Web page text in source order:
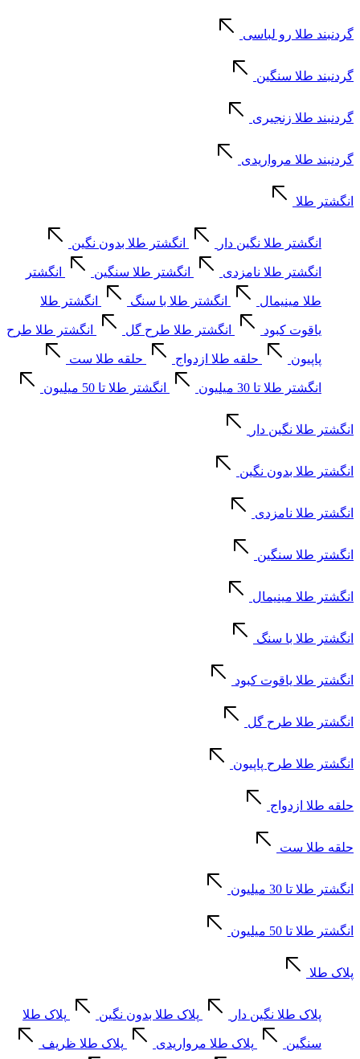
گردنبند طلا رو لباسی
گردنبند طلا سنگین
گردنبند طلا زنجیری
گردنبند طلا مرواریدی
انگشتر طلا
انگشتر طلا نگین دار انگشتر طلا بدون نگین
انگشتر طلا نامزدی انگشتر طلا سنگین انگشتر
طلا مینیمال انگشتر طلا با سنگ انگشتر طلا
یاقوت کبود انگشتر طلا طرح گل انگشتر طلا طرح
پاپیون حلقه طلا ازدواج حلقه طلا ست
انگشتر طلا تا 30 میلیون انگشتر طلا تا 50 میلیون
انگشتر طلا نگین دار
انگشتر طلا بدون نگین
انگشتر طلا نامزدی
انگشتر طلا سنگین
انگشتر طلا مینیمال
انگشتر طلا با سنگ
انگشتر طلا یاقوت کبود
انگشتر طلا طرح گل
انگشتر طلا طرح پاپیون
حلقه طلا ازدواج
حلقه طلا ست
انگشتر طلا تا 30 میلیون
انگشتر طلا تا 50 میلیون
پلاک طلا
پلاک طلا نگین دار پلاک طلا بدون نگین پلاک طلا
سنگین پلاک طلا مرواریدی پلاک طلا ظریف